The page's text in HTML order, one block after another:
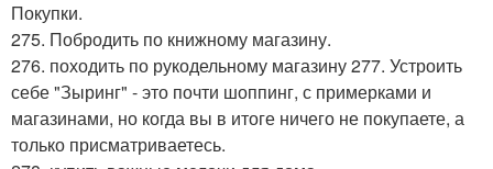
Покупки.
275. Побродить по книжному магазину.
276. походить по рукодельному магазину 277. Устроить
себе "Зыринг" - это почти шоппинг, с примерками и
магазинами, но когда вы в итоге ничего не покупаете, а
только присматриваетесь.